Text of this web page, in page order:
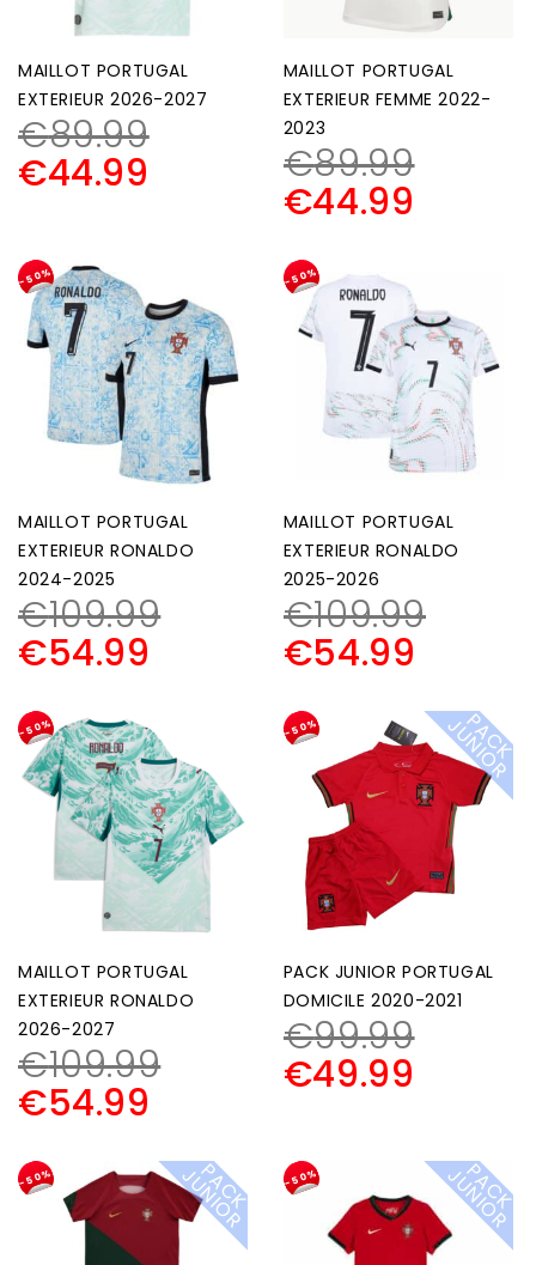
MAILLOT PORTUGAL
EXTERIEUR 2026-2027
€89.99
€44.99
MAILLOT PORTUGAL
EXTERIEUR FEMME 2022-
2023
€89.99
€44.99
-50%
MAILLOT PORTUGAL
EXTERIEUR RONALDO
2024-2025
€109.99
€54.99
-50%
MAILLOT PORTUGAL
EXTERIEUR RONALDO
2025-2026
€109.99
€54.99
-50%
MAILLOT PORTUGAL
EXTERIEUR RONALDO
2026-2027
€109.99
€54.99
-50% P
A
C
K
J
U
N
I
O
R
PACK JUNIOR PORTUGAL
DOMICILE 2020-2021
€99.99
€49.99
-50% P
A
C
K
J
U
N
I
O
R -50% P
A
C
K
J
U
N
I
O
R